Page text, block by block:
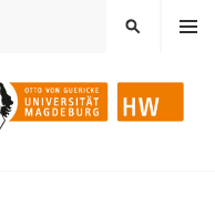
MENÜ
SUCHEN